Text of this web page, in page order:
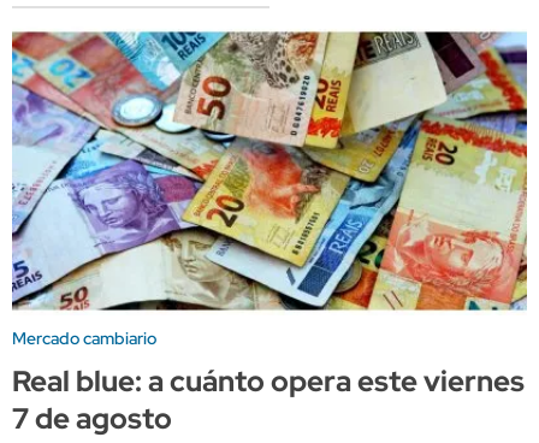
Mercado cambiario
Real blue: a cuánto opera este viernes
7 de agosto